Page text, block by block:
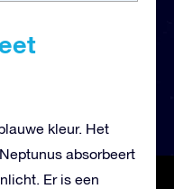
kleur. Het
absorbeert
Er is een